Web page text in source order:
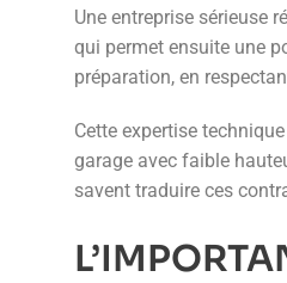
Une entreprise sérieuse
qui permet ensuite une
préparation, en
Cette expertise
garage avec faible
savent traduire ces